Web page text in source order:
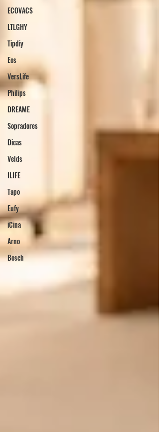
ECOVACS
LTLGHY
Tipdiy
Eos
VersLife
Philips
DREAME
Sopradores
Dicas
Velds
ILIFE
Tapo
Eufy
iCina
Arno
Bosch